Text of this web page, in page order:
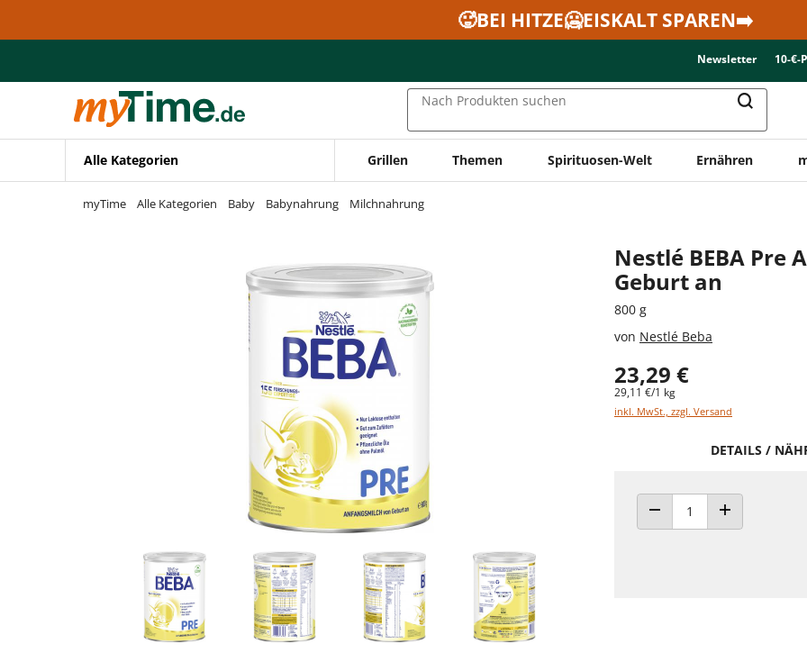
Zur Navigation springen
🥵BEI HITZE🥶EISKALT SPAREN➡️
Newsletter 10-€-
Nach Produkten suchen
Alle Kategorien Grillen Themen Spirituosen-Welt Ernähren
myTime Alle Kategorien Baby Babynahrung Milchnahrung
Nestlé BEBA Pre
Geburt an
800 g
von Nestlé Beba
23,29 €
29,11 €/1 kg
inkl. MwSt., zzgl. Versand
DETAILS /
ANZAHL VERRINGERNANZAHL ERHÖHEN